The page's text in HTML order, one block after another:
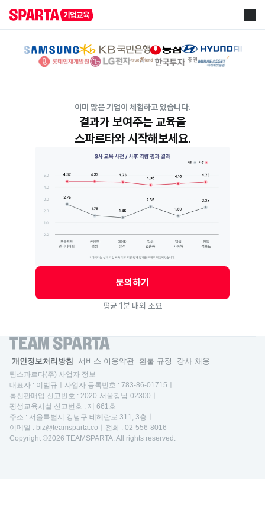
이미 많은 기업이 체험하고 있습니다.
결과가 보여주는 교육을
스파르타와 시작해보세요.
문의하기
평균 1분 내외 소요
개인정보처리방침 서비스 이용약관 환불 규정 강사 채용
팀스파르타(주) 사업자 정보
대표자 : 이범규ㅣ사업자 등록번호 : 783-86-01715ㅣ
통신판매업 신고번호 : 2020-서울강남-02300ㅣ
평생교육시설 신고번호 : 제 661호
주소 : 서울특별시 강남구 테헤란로 311, 3층ㅣ
이메일 : biz@teamsparta.coㅣ전화 : 02-556-8016
Copyright ©2026 TEAMSPARTA. All rights reserved.